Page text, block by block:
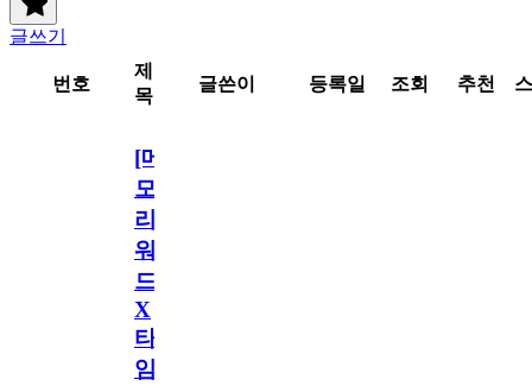
글쓰기
번호
제
목
글쓴이 등록일 조회 추천
[메
모
리
워
드
X
타
임